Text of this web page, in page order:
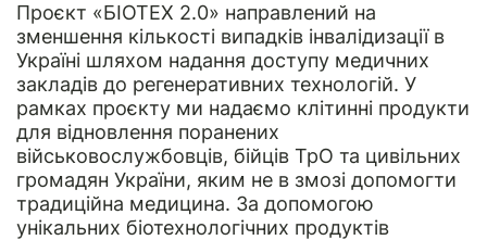
Проєкт «БІОТЕХ 2.0» направлений на
зменшення кількості випадків інвалідизації в
Україні шляхом надання доступу медичних
закладів до регенеративних технологій. У
рамках проєкту ми надаємо клітинні продукти
для відновлення поранених
військовослужбовців, бійців ТрО та цивільних
громадян України, яким не в змозі допомогти
традиційна медицина. За допомогою
унікальних біотехнологічних продуктів